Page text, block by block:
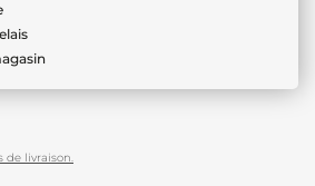
de livraison.